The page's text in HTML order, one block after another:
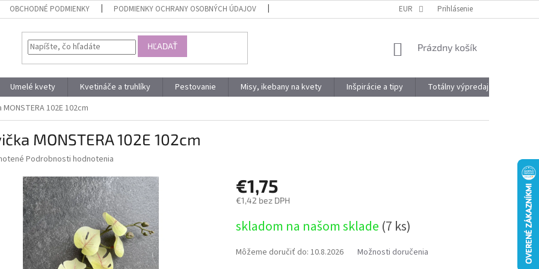
OBCHODNÉ PODMIENKY PODMIENKY OCHRANY OSOBNÝCH ÚDAJOV OBJEMOVÉ ZĽAVY VÝHODY REGISTRÁCIE
EUR Prihlásenie
HĽADAŤ
NÁKUPNÝ
Prázdny košík
Umelé kvety Kvetináče a truhlíky Pestovanie Misy, ikebany na kvety Inšpirácie a tipy Totálny výpredaj
102E 102cm
MONSTERA 102E 102cm
Podrobnosti hodnotenia
€1,75
€1,42 bez DPH
cena:
skladom na našom sklade (7 ks)
Môžeme doručiť do: 10.8.2026 Možnosti doručenia